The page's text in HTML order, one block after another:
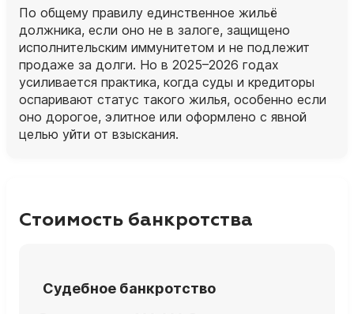
По общему правилу единственное жильё
должника, если оно не в залоге, защищено
исполнительским иммунитетом и не подлежит
продаже за долги. Но в 2025–2026 годах
усиливается практика, когда суды и кредиторы
оспаривают статус такого жилья, особенно если
оно дорогое, элитное или оформлено с явной
целью уйти от взыскания.
Стоимость банкротства
Судебное банкротство